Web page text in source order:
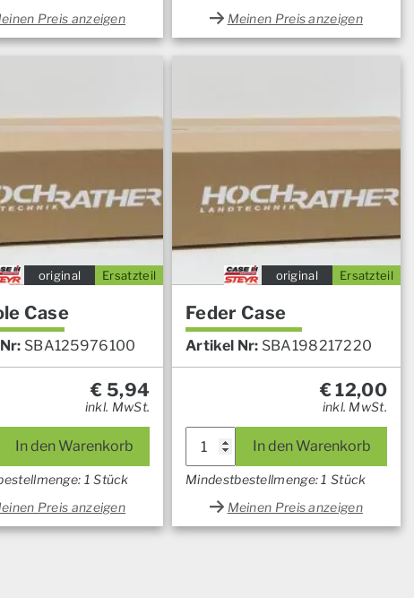
Preis anzeigen
Meinen Preis anzeigen
Ersatzteil
original
Case
SBA125976100
€ 5,94
inkl. MwSt.
In den Warenkorb
1 Stück
Preis anzeigen
Ersatzteil
original
Feder Case
Artikel Nr: SBA198217220
€12,00
inkl. MwSt.
In den Warenkorb
Mindestbestellmenge: 1 Stück
Meinen Preis anzeigen